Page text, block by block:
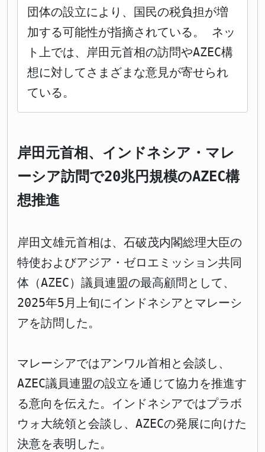
団体の設立により、国民の税負担が増
加する可能性が指摘されている。 ネッ
ト上では、岸田元首相の訪問やAZEC構
想に対してさまざまな意見が寄せられ
ている。
岸田元首相、インドネシア・マレ
ーシア訪問で20兆円規模のAZEC構
想推進
岸田文雄元首相は、石破茂内閣総理大臣の
特使およびアジア・ゼロエミッション共同
体（AZEC）議員連盟の最高顧問として、
2025年5月上旬にインドネシアとマレーシ
アを訪問した。
マレーシアではアンワル首相と会談し、
AZEC議員連盟の設立を通じて協力を推進す
る意向を伝えた。インドネシアではプラボ
ウォ大統領と会談し、AZECの発展に向けた
決意を表明した。